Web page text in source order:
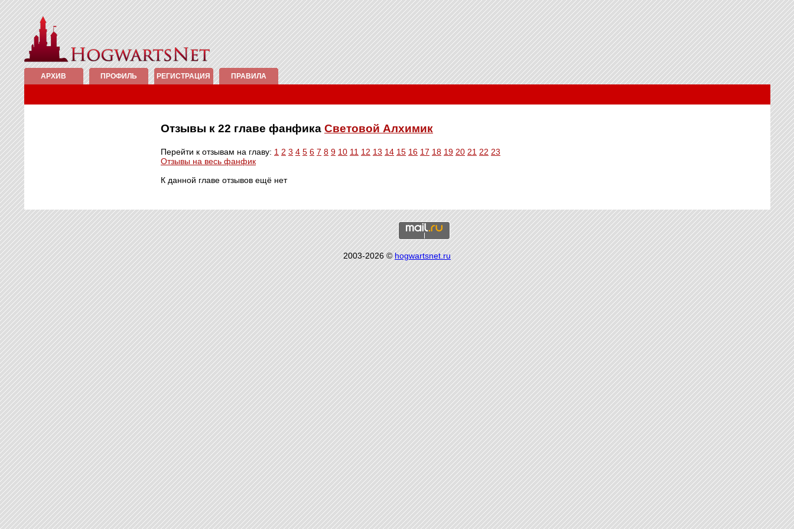
АРХИВ ПРОФИЛЬ РЕГИСТРАЦИЯ ПРАВИЛА
Отзывы к 22 главе фанфика Световой Алхимик
Перейти к отзывам на главу: 1 2 3 4 5 6 7 8 9 10 11 12 13 14 15 16 17 18 19 20 21 22 23
Отзывы на весь фанфик
К данной главе отзывов ещё нет
2003-2026 ©hogwartsnet.ru